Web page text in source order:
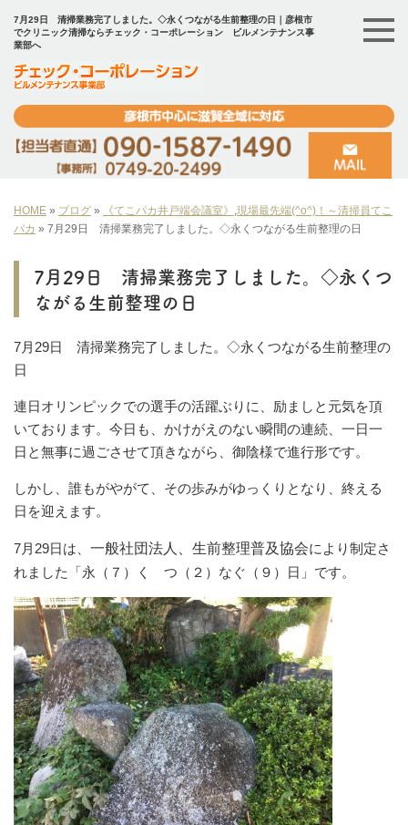
7月29日 清掃業務完了しました。◇永くつながる生前整理の日｜彦根市
でクリニック清掃ならチェック・コーポレーション ビルメンテナンス事
業部へ
HOME » ブログ » 《てこパカ井戸端会議室》 ,現場最先端(^o^)！～清掃員てこ
パカ » 7月29日 清掃業務完了しました。◇永くつながる生前整理の日
7月29日 清掃業務完了しました。◇永くつ
ながる生前整理の日
7月29日 清掃業務完了しました。◇永くつながる生前整理の
日
連日オリンピックでの選手の活躍ぶりに、励ましと元気を頂
いております。今日も、かけがえのない瞬間の連続、一日一
日と無事に過ごさせて頂きながら、御陰様で進行形です。
しかし、誰もがやがて、その歩みがゆっくりとなり、終える
日を迎えます。
7月29日は、 一般社団法人、生前整理普及協会により制定さ
れました「永（７）く つ（２）なぐ（９）日」です。